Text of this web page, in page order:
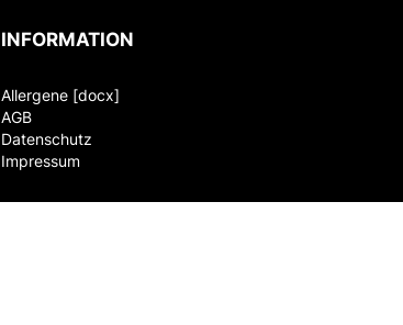
INFORMATION
Allergene [docx]
AGB
Datenschutz
Impressum